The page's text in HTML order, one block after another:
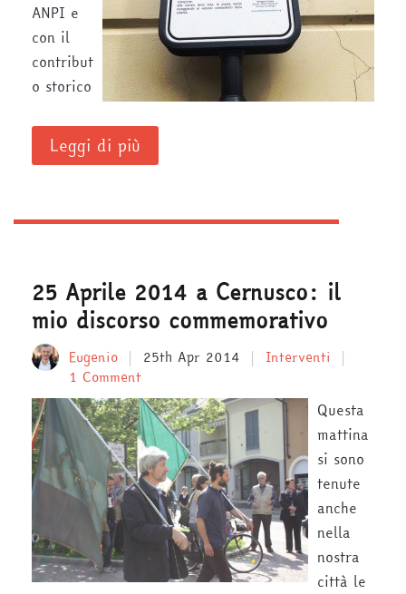
ANPI e
con il
contribut
o storico
Leggi di più
25 Aprile 2014 a Cernusco: il
mio discorso commemorativo
Eugenio 25th Apr 2014
Interventi
1 Comment
Questa
mattina
si sono
tenute
anche
nella
nostra
città le